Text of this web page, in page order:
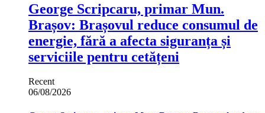
George Scripcaru, primar Mun.
Brașov: Brașovul reduce consumul de
energie, fără a afecta siguranța și
serviciile pentru cetățeni
Recent
06/08/2026